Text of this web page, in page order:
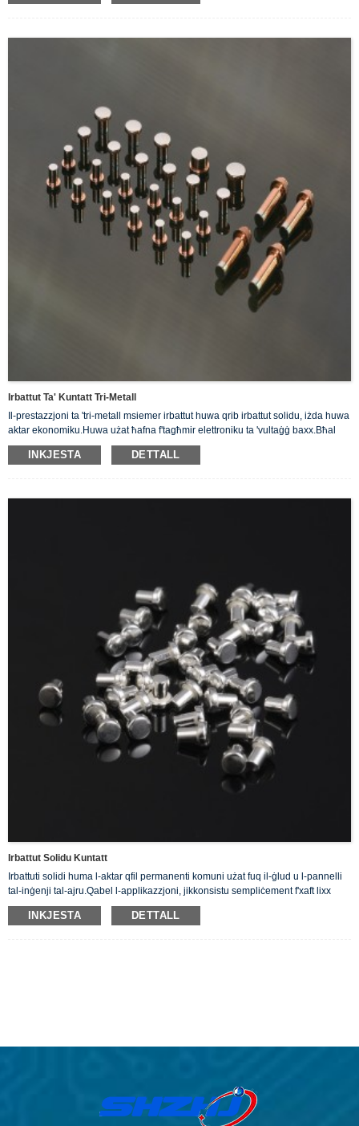
Irbattut Ta' Kuntatt Tri-Metall
Il-prestazzjoni ta 'tri-metall msiemer irbattut huwa qrib irbattut solidu, iżda huwa
aktar ekonomiku.Huwa użat ħafna f'tagħmir elettroniku ta 'vultaġġ baxx.Bħal
swiċċijiet, relays, kuntatturi, kontrolluri eċċ.
INKJESTA DETTALL
Irbattut Solidu Kuntatt
Irbattuti solidi huma l-aktar qfil permanenti komuni użat fuq il-ġlud u l-pannelli
tal-inġenji tal-ajru.Qabel l-applikazzjoni, jikkonsistu sempliċement f'xaft lixx
b'ras tonda u ċatta f'tarf wieħed. Aħna noffru r-Rivets Solid Silver tagħna li
huma kondutturi tajbin tal-elettriku.
INKJESTA DETTALL